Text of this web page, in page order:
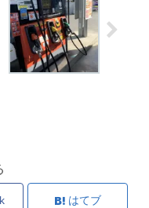
はてブ